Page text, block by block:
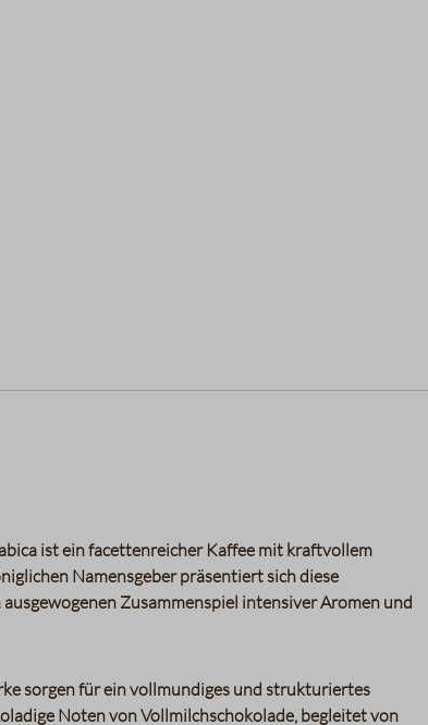
ist ein facettenreicher Kaffee mit kraftvollem
Namensgeber präsentiert sich diese
Zusammenspiel intensiver Aromen und
sorgen für ein vollmundiges und strukturiertes
Noten von Vollmilchschokolade, begleitet von